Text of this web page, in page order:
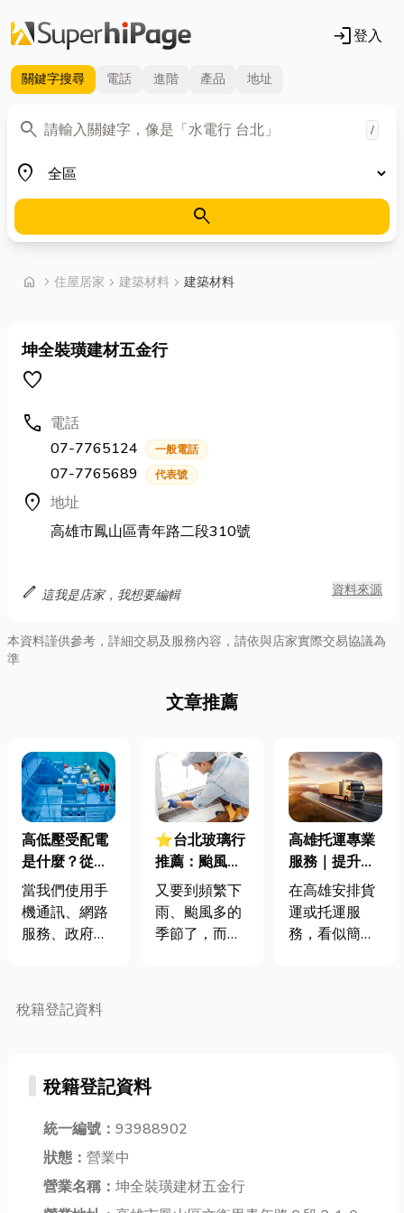
login登入
關鍵字搜尋 電話 進階 產品 地址
search
關鍵字 /
place
地區
search
home chevron_right 首頁
住屋居家 chevron_right 建築材料 chevron_right 建築材料
坤全裝璜建材五金行
favorite
call 電話
07-7765124
一般電話
07-7765689 代表號
location_on 地址
高雄市鳳山區青年路二段310號
edit 這我是店家，我想要編輯 資料來源
本資料謹供參考，詳細交易及服務內容，請依與店家實際交易協議為
準
文章推薦
高低壓受配電
是什麼？從公
共工程到電信
機房工程，打
造穩定供電的
當我們使用手
機通訊、網路
服務、政府機
照明等公共設
施時，背後都
系統支撐運
工程與電信基
礎建設領域
配電、直流供
⭐台北玻璃行
推薦：颱風季
必看！玻璃維
修流程、價格
解析及玻璃防
又要到頻繁下
雨、颱風多的
季節了，而每
如何處置？今
維修流程、緊
高雄托運專業
服務｜提升運
輸效率又能彈
性控管預算的
最佳選擇
在高雄安排貨
運或托運服
務，看似簡
稅籍登記資料
稅籍登記資料
統一編號： 93988902
狀態： 營業中
營業名稱： 坤全裝璜建材五金行